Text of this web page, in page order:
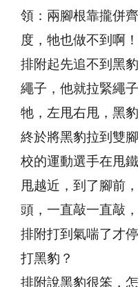
領：兩腳根靠攏併
度，牠也做不到啊！
排附起先追不到黑
繩子，他就拉緊繩
牠，左甩右甩，黑
終於將黑豹拉到雙
校的運動選手在甩
甩越近，到了腳前
頭，一直敲一直敲
排附打到氣喘了才
打黑豹？
排附說黑豹很笨，